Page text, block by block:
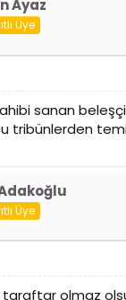
Ayaz
Üye
sanan
tribünlerden
Üye
olmaz